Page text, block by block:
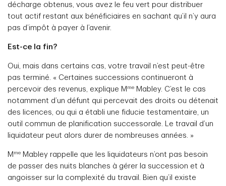
décharge obtenus, vous avez le feu vert pour distribuer
tout actif restant aux bénéficiaires en sachant qu’il n’y aura
pas d’impôt à payer à l’avenir.
Est-ce la fin?
Oui, mais dans certains cas, votre travail n’est peut-être
pas terminé. « Certaines successions continueront à
percevoir des revenus, explique M me Mabley. C’est le cas
notamment d’un défunt qui percevait des droits ou détenait
des licences, ou qui a établi une fiducie testamentaire, un
outil commun de planification successorale. Le travail d’un
liquidateur peut alors durer de nombreuses années. »
M me Mabley rappelle que les liquidateurs n’ont pas besoin
de passer des nuits blanches à gérer la succession et à
angoisser sur la complexité du travail. Bien qu’il existe